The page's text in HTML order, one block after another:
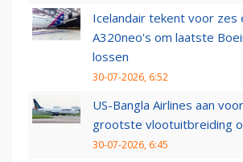
Icelandair tekent voor zes
A320neo's om laatste
lossen
30-07-2026, 6:52
US-Bangla Airlines aan
grootste vlootuitbreiding
30-07-2026, 6:45